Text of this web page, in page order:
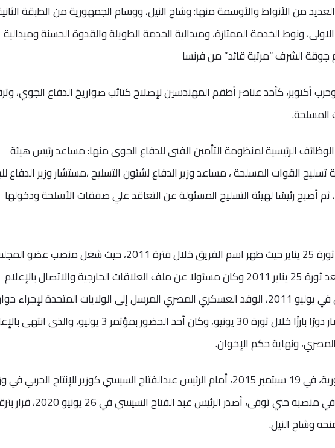
من الأنواط والأوسمة منها: وشاح النيل، ووسام الجمهورية من الطبقة
ونوط الخدمة الممتازة، وميدالية الخدمة الطويلة والقدوة الحسنة وميدالية
أكتوبر، كأحد عناصر أطقم المهندسين لإصلاح كتائب صواريخ الدفاع الجوي،
المسلحة.
الرئيسية لمنظومة التأمين الفنى للدفاع الجوى منها: مساعد رئيس هيئة
تسليح القوات المسلحة ، مساعد وزير الدفاع لشئون التسليح ،مستشار وزير الدفاع
ثم أصبح رئيسًا لهيئة التسليح المسئولة عن التعاقد علي صفقات الأسلحة ودخولها
لعب العصار دورا كبيرا في ثورة 25 يناير حيث ظهر اسم الفريق خلال فترة 2011، حيث شغل منصب
الأعلى للقوات المسلحة بعد ثورة 25 يناير 2011 وكان مسئولا عن ملف العلاقات الخارجية والاتصال بالإعلام
والقوى السياسية، وترأس في يوليو 2011، الوفد العسكري المصري المرسل إلى الولايات المتحدة لإجراء حوار
استراتيجي. كما لعب العصار دورًا بارزًا خلال ثورة 30 يونيو، وكان أحد الحضور بمؤتمر 3 يوليو،
ونهاية حكم الإخوان.
أدى العصار اليمين الدستورية، في 19 سبتمبر 2015، أمام الرئيس عبدالفتاح السيسي كوزير للإنتاج الحربي
شريف إسماعيل، واستمر في منصبه حتي توفى، أصدر الرئيس عبد الفتاح
وشاح النيل.